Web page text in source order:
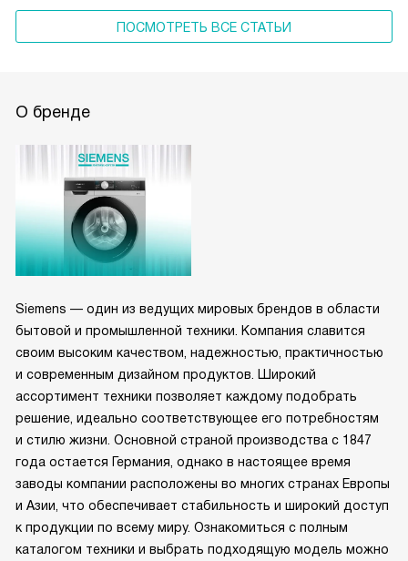
ПОСМОТРЕТЬ ВСЕ СТАТЬИ
О бренде
Siemens — один из ведущих мировых брендов в области
бытовой и промышленной техники. Компания славится
своим высоким качеством, надежностью, практичностью
и современным дизайном продуктов. Широкий
ассортимент техники позволяет каждому подобрать
решение, идеально соответствующее его потребностям
и стилю жизни. Основной страной производства с 1847
года остается Германия, однако в настоящее время
заводы компании расположены во многих странах Европы
и Азии, что обеспечивает стабильность и широкий доступ
к продукции по всему миру. Ознакомиться с полным
каталогом техники и выбрать подходящую модель можно